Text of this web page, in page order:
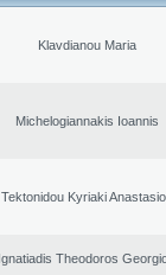
Klavdianou Maria
Michelogiannakis Ioannis
Tektonidou Kyriaki
Ignatiadis Theodoros